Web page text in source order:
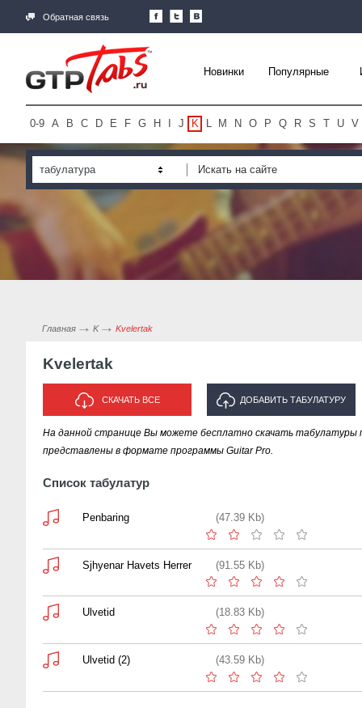
Обратная связь
Новинки Популярные
0-9 A B C D E F G H J K L M N O P Q R S T U V
табулатура
Главная K Kvelertak
Kvelertak
СКАЧАТЬ ВСЕ ДОБАВИТЬ ТАБУЛАТУРУ
ИСПОЛНИТЕЛЯ "KVELERTAK"
На данной странице Вы можете бесплатно скачать табулатуры
представлены в формате программы Guitar Pro.
Список табулатур
Penbaring (47.39 Kb)
Sjhyenar Havets Herrer (91.55 Kb)
Ulvetid (18.83 Kb)
Ulvetid (2) (43.59 Kb)